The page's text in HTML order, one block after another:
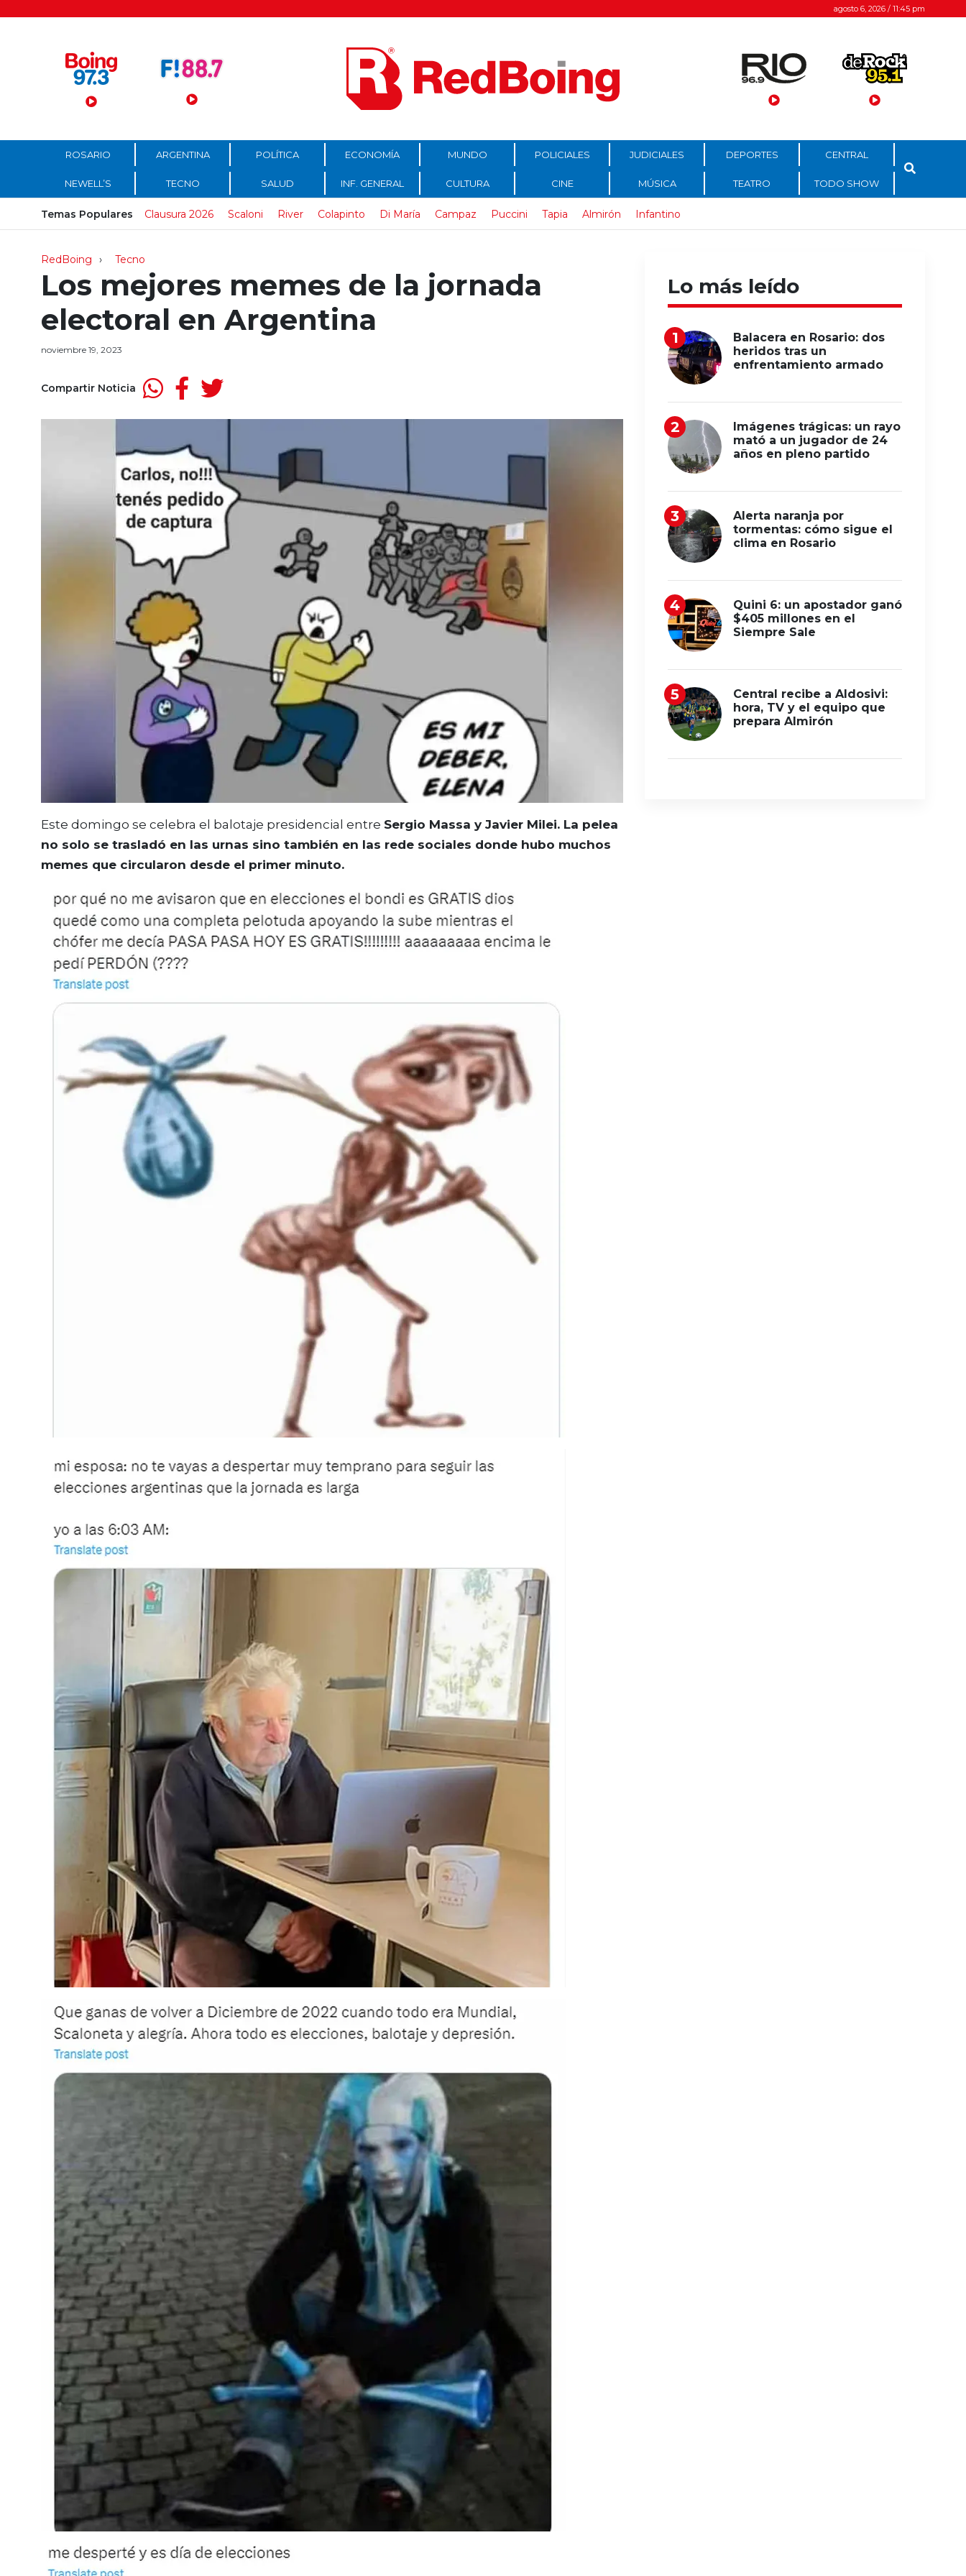
Menú Principal agosto 6, 2026 / 11:45 pm
ROSARIO ARGENTINA POLÍTICA ECONOMÍA MUNDO POLICIALES JUDICIALES DEPORTES CENTRAL
NEWELL’S TECNO SALUD INF. GENERAL CULTURA CINE MÚSICA TEATRO TODO SHOW
Temas Populares Clausura 2026 Scaloni River Colapinto Di María Campaz Puccini Tapia Almirón Infantino
RedBoing Tecno
Los mejores memes de la jornada
electoral en Argentina
noviembre 19, 2023
Compartir Noticia
Este domingo se celebra el balotaje presidencial entre Sergio Massa y Javier Milei. La pelea
no solo se trasladó en las urnas sino también en las rede sociales donde hubo muchos
memes que circularon desde el primer minuto.
Lo más leído
Balacera en Rosario: dos
heridos tras un
enfrentamiento armado
Imágenes trágicas: un rayo
mató a un jugador de 24
años en pleno partido
Alerta naranja por
tormentas: cómo sigue el
clima en Rosario
Quini 6: un apostador ganó
$405 millones en el
Siempre Sale
Central recibe a Aldosivi:
hora, TV y el equipo que
prepara Almirón